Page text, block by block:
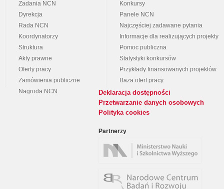
Zadania NCN
Dyrekcja
Rada NCN
Koordynatorzy
Struktura
Akty prawne
Oferty pracy
Zamówienia publiczne
Nagroda NCN
Konkursy
Panele NCN
Najczęściej zadawane pytania
Informacje dla realizujących projekty
Pomoc publiczna
Statystyki konkursów
Przykłady finansowanych projektów
Baza ofert pracy
Deklaracja dostępności
Przetwarzanie danych osobowych
Polityka cookies
Partnerzy